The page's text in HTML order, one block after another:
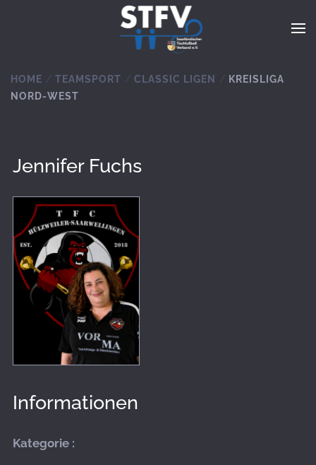
Zum Hauptinhalt springen
HOME TEAMSPORT CLASSIC LIGEN
KREISLIGA
NORD-WEST
Jennifer Fuchs
Informationen
Kategorie :